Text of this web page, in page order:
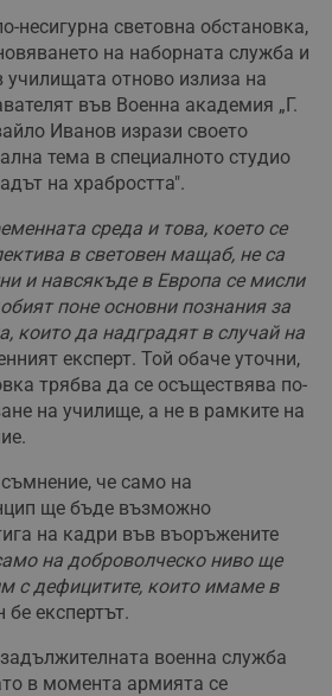
несигурна световна обстановка,
на наборната служба и
училищата отново излиза на
във Военна академия „Г.
Иванов изрази своето
тема в специалното студио
на храбростта".
среда и това, което се
в световен мащаб, не са
и навсякъде в Европа се мисли
поне основни познания за
които да надградят в случай на
експерт. Той обаче уточни,
трябва да се осъществява по-
на училище, а не в рамките на
че само на
ще бъде възможно
на кадри във въоръжените
на доброволческо ниво ще
с дефицитите, които имаме в
бе експертът.
военна служба
в момента армията се